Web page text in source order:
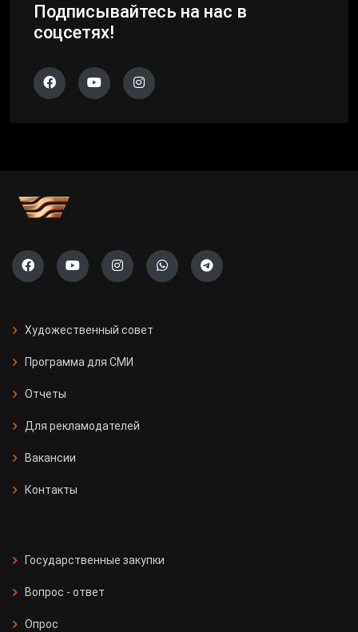
Подписывайтесь на нас в
соцсетях!
Художественный совет
Программа для СМИ
Отчеты
Для рекламодателей
Вакансии
Контакты
Государственные закупки
Вопрос - ответ
Опрос